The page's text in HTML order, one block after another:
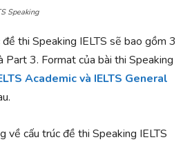
Speaking
thi Speaking IELTS sẽ bao gồm 3
Part 3. Format của bài thi Speaking
Academic và IELTS General
về cấu trúc đề thi Speaking IELTS